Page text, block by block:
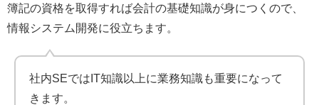
簿記の資格を取得すれば会計の基礎知識が身につくので、
情報システム開発に役立ちます。
社内SEではIT知識以上に業務知識も重要になって
きます。